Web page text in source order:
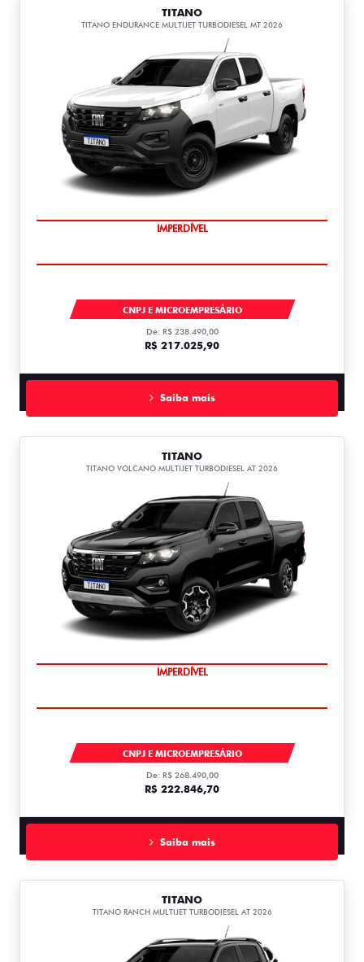
TITANO
TITANO ENDURANCE MULTIJET TURBODIESEL MT 2026
IMPERDÍVEL
CNPJ E MICROEMPRESÁRIO
De: R$ 238.490,00
R$ 217.025,90
Saiba mais
TITANO
TITANO VOLCANO MULTIJET TURBODIESEL AT 2026
IMPERDÍVEL
CNPJ E MICROEMPRESÁRIO
De: R$ 268.490,00
R$ 222.846,70
Saiba mais
TITANO
TITANO RANCH MULTIJET TURBODIESEL AT 2026